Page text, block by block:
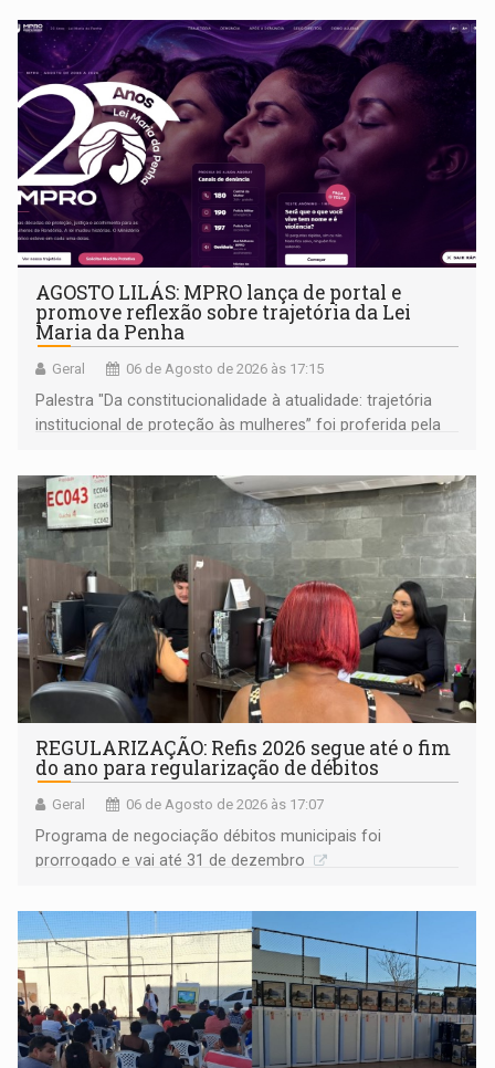
AGOSTO LILÁS: MPRO lança de portal e
promove reflexão sobre trajetória da Lei
Maria da Penha
Geral 06 de Agosto de 2026 às 17:15
Palestra "Da constitucionalidade à atualidade: trajetória
institucional de proteção às mulheres” foi proferida pela
Goiás
REGULARIZAÇÃO: Refis 2026 segue até o fim
do ano para regularização de débitos
Geral 06 de Agosto de 2026 às 17:07
Programa de negociação débitos municipais foi
prorrogado e vai até 31 de dezembro